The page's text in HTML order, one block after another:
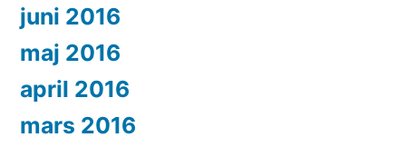
juni 2016
maj 2016
april 2016
mars 2016